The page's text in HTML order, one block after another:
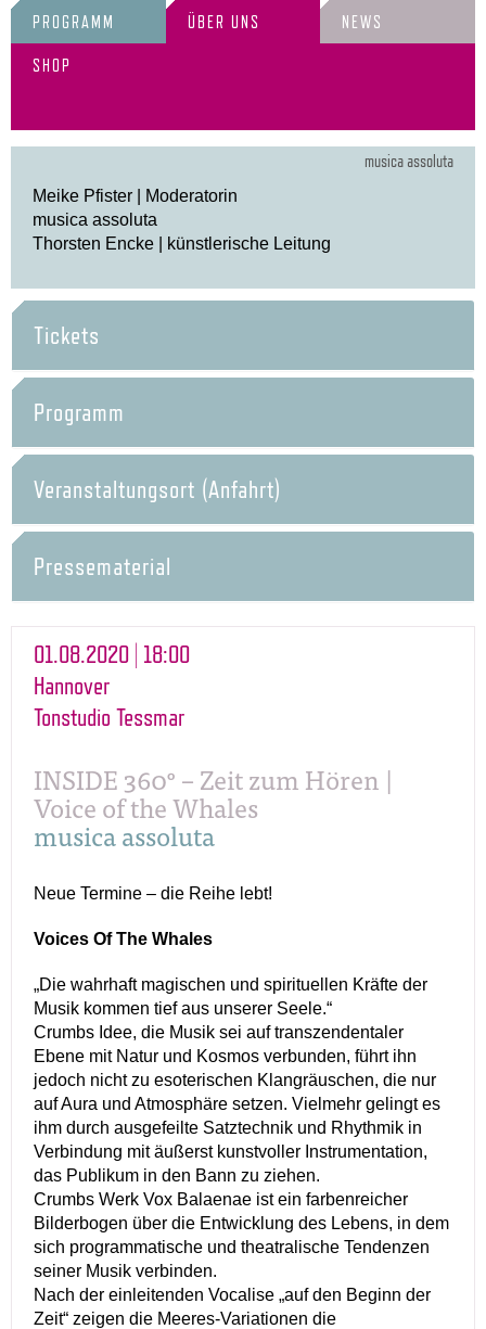
PROGRAMM ÜBER UNS NEWS
SHOP
musica assoluta
Meike Pfister | Moderatorin
musica assoluta
Thorsten Encke | künstlerische Leitung
Tickets
Programm
Veranstaltungsort (Anfahrt)
Pressematerial
01.08.2020 | 18:00
Hannover
Tonstudio Tessmar
INSIDE 360° – Zeit zum Hören |
Voice of the Whales
musica assoluta
Neue Termine – die Reihe lebt!
Voices Of The Whales
„Die wahrhaft magischen und spirituellen Kräfte der
Musik kommen tief aus unserer Seele.“
Crumbs Idee, die Musik sei auf transzendentaler
Ebene mit Natur und Kosmos verbunden, führt ihn
jedoch nicht zu esoterischen Klangräuschen, die nur
auf Aura und Atmosphäre setzen. Vielmehr gelingt es
ihm durch ausgefeilte Satztechnik und Rhythmik in
Verbindung mit äußerst kunstvoller Instrumentation,
das Publikum in den Bann zu ziehen.
Crumbs Werk Vox Balaenae ist ein farbenreicher
Bilderbogen über die Entwicklung des Lebens, in dem
sich programmatische und theatralische Tendenzen
seiner Musik verbinden.
Nach der einleitenden Vocalise „auf den Beginn der
Zeit“ zeigen die Meeres-Variationen die